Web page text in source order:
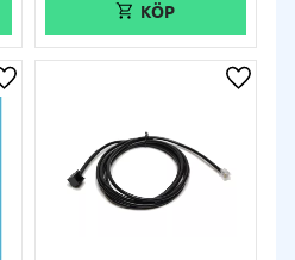
Lägg till i önskelista Lägg